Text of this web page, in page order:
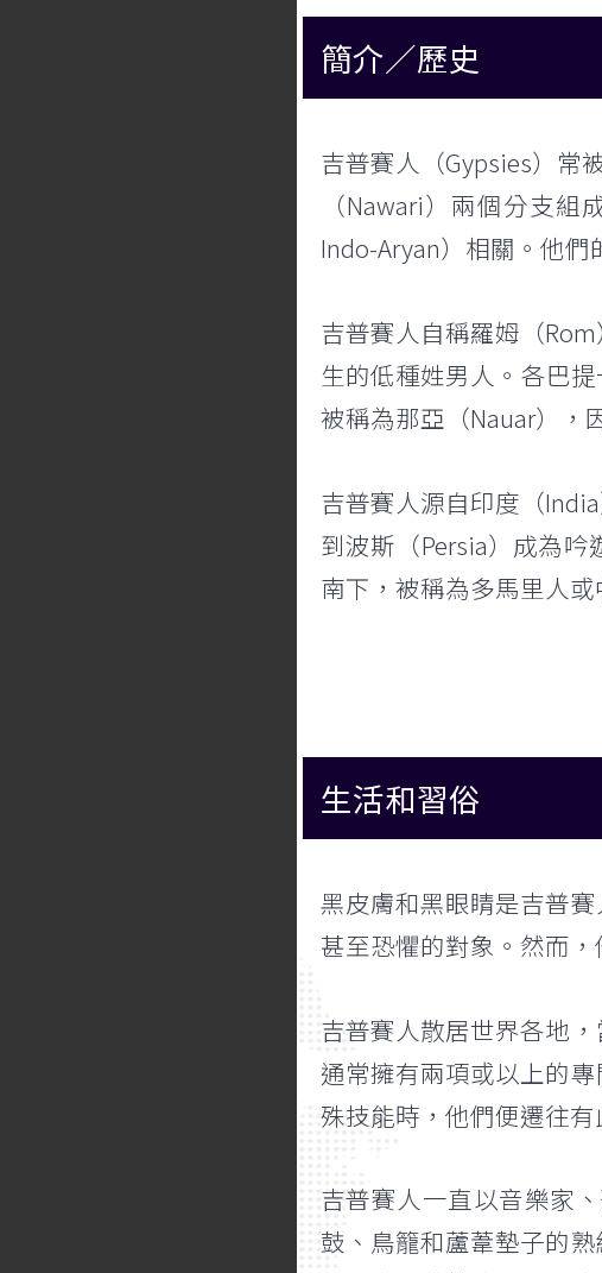
簡介／歷史
吉普賽人（Gypsies）常
（Nawari）兩個分支
Indo-Aryan）相關。他
吉普賽人自稱羅姆（
生的低種姓男人。各巴
被稱為那亞（Nauar），
吉普賽人源自印度（
到波斯（Persia）成為
南下，被稱為多馬里人
生活和習俗
黑皮膚和黑眼睛是吉普
甚至恐懼的對象。然而
吉普賽人散居世界各地
通常擁有兩項或以上的
殊技能時，他們便遷往有
吉普賽人一直以音樂家
鼓、鳥籠和蘆葦墊子的